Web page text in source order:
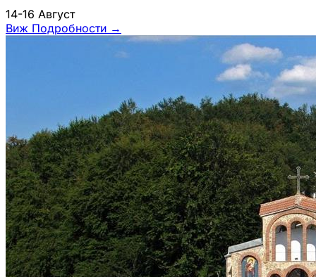
14-16 Август
Виж Подробности →